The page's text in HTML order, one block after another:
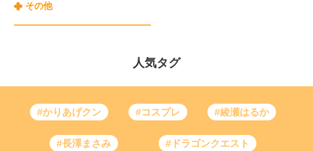
その他
人気タグ
#かりあげクン #コスプレ #綾瀬はるか
#長澤まさみ #ドラゴンクエスト